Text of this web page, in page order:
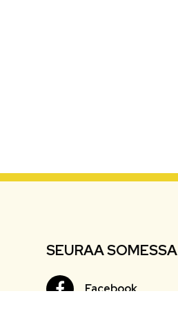
SEURAA SOMESSA
FacebookFacebook